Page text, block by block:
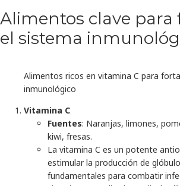
Alimentos clave para
el sistema
Alimentos ricos en vitamina C para
inmunológico
Vitamina C
Fuentes: Naranjas, limones,
kiwi, fresas.
La vitamina C es un potente
estimular la producción de
fundamentales para combatir